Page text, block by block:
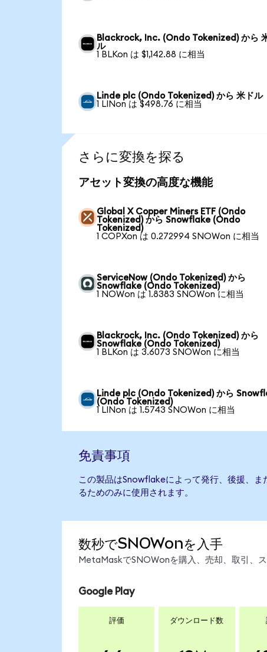
Blackrock, Inc. (Ondo Tokenized) から
ル
1 BLKon は $1,142.88 に相当
Linde plc (Ondo Tokenized) から 米ドル
1 LINon は $498.76 に相当
さらに変換を探る
アセット変換の高度な機能
Global X Copper Miners ETF (Ondo
Tokenized) から Snowflake (Ondo
Tokenized)
1 COPXon は 0.272994 SNOWon に相当
ServiceNow (Ondo Tokenized) から
Snowflake (Ondo Tokenized)
1 NOWon は 1.8383 SNOWon に相当
Blackrock, Inc. (Ondo Tokenized) から
Snowflake (Ondo Tokenized)
1 BLKon は 3.6073 SNOWon に相当
Linde plc (Ondo Tokenized) から
(Ondo Tokenized)
1 LINon は 1.5743 SNOWon に相当
免責事項
この製品はSnowflakeによって発行、後援、
るためのみに使用されます。
数秒でSNOWonを入手
MetaMaskでSNOWonを購入、売却、取引、
Google Play
評価 ダウンロード数